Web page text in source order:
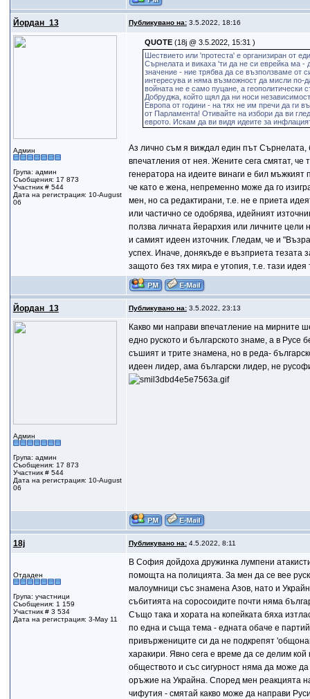
Йордан_13 Публикувано на:3.5.2022, 18:16
Админ
Група: админ
Съобщения: 17 873
Участник # 544
Дата на регистрация: 10-August
06
QUOTE (18j @ 3.5.2022, 15:31 )
Шествието или 'протеста' е организиран от
Сърнелата и викаха 'ти да не си еврейка ма
значение - ние трябва да се възползваме от
интересува и няма възможност да мисли по-
войната не е само пуцане, а геополитически
Добруджа, който щял да ни носи
Европа от години - на тях не им пречи да ги
от Парламента! Отивайте на избори да ви
еврото. Искам да ви видя идеите за
Аз лично съм я виждал един път Сърнелата,
впечатления от нея. Жените сега смятат, че
генератора на идеите винаги е бил
че като е жена, непременно може да го
мен, но са редактирани, т.е. не е приета
или частично се одобрява, идейният
ползва личната йерархия или личните цели
и самият идеен източник. Гледам, че и
успех. Иначе, донякъде е възприета тезата
защото без тях мира е утопия, т.е. тази
Йордан_13 Публикувано на:3.5.2022, 23:13
Админ
Група: админ
Съобщения: 17 873
Участник # 544
Дата на регистрация: 10-August
06
Какво ми направи впечатление на мирните
едно руското и българското знаме, а в Русе
съшият и трите знамена, но в реда-
идеен лидер, ама български лидер, не
18j Публикувано на:4.5.2022, 8:11
Отдаден
Група: участници
Съобщения: 1 159
Участник # 3 534
Дата на регистрация: 3-May 11
В София дойдоха дружинка лумпени
помощта на полицията. За мен да се вее
малоумници със знамена Азов, нато и
събитията на соросоидите почти няма
Също така и хората на копейката бяха
по една и съща тема - едната обаче е
привържениците си да не подкрепят
харакири. Явно сега е време да се делим
обществото и със сигурност няма да може
оръжие на Украйна. Според мен реакцията
чифутия - смятай какво може да направи